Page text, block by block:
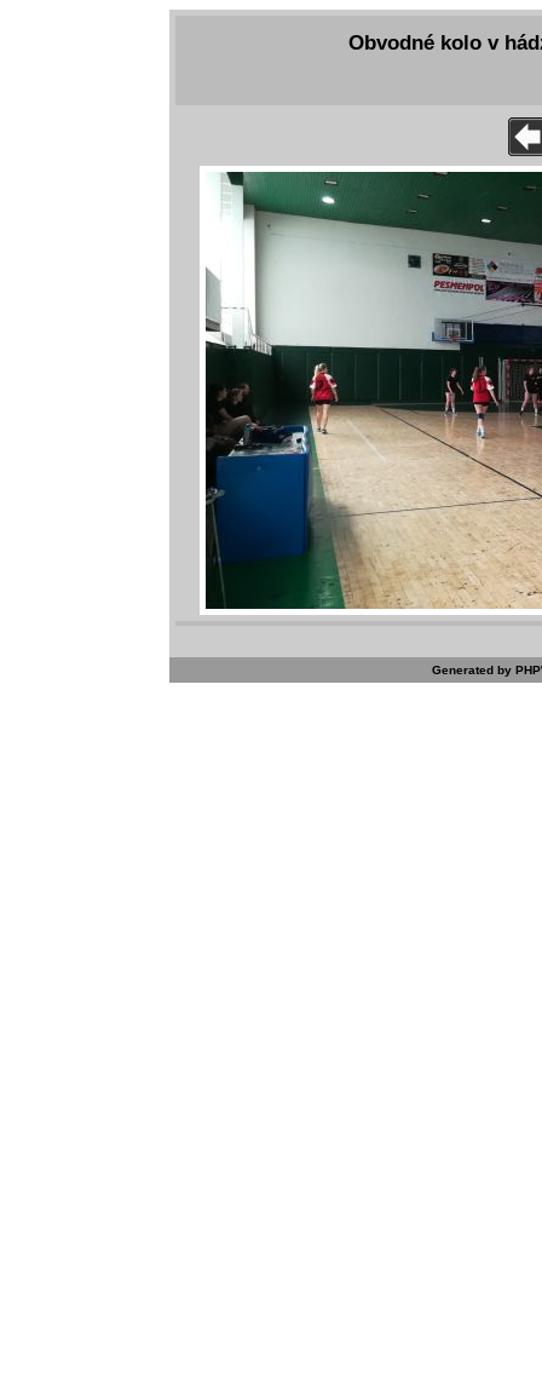
Obvodné kolo v
Generated by